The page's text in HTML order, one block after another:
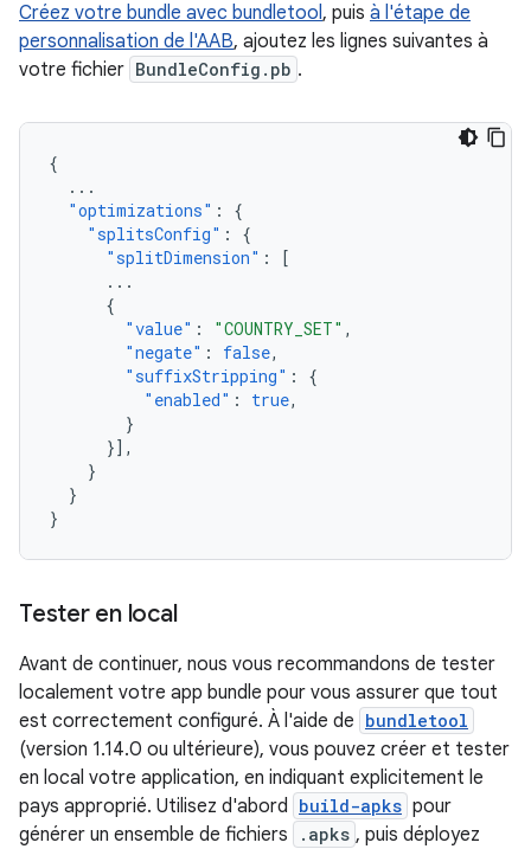
Créez votre bundle avec bundletool, puis à l'étape de
personnalisation de l'AAB, ajoutez les lignes suivantes à
votre fichier BundleConfig.pb .
{
...
"optimizations" :
{
"splitsConfig" :
{
"splitDimension" :
[
...
{
"value" : "COUNTRY_SET" ,
"negate" : false,
"suffixStripping" :
{
"enabled" : true,
}
}],
}
}
}
Tester en local
Avant de continuer, nous vous recommandons de tester
localement votre app bundle pour vous assurer que tout
est correctement configuré. À l'aide de bundletool
(version 1.14.0 ou ultérieure), vous pouvez créer et tester
en local votre application, en indiquant explicitement le
pays approprié. Utilisez d'abord build-apks pour
générer un ensemble de fichiers
.apks , puis déployez